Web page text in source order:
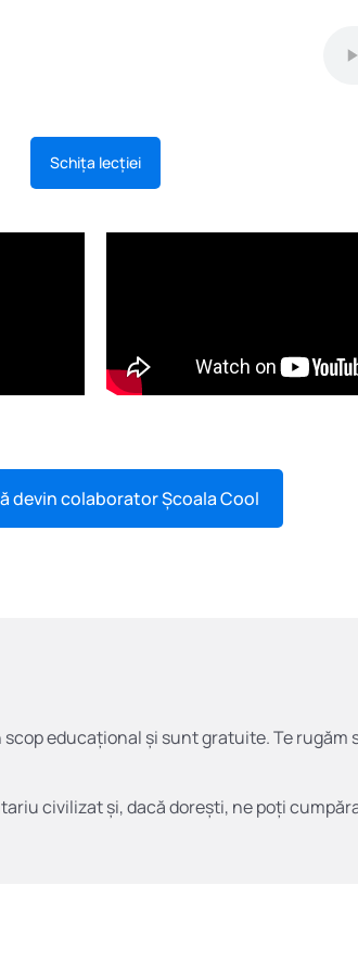
Schița lecției
devin colaborator Școala Cool
educațional și sunt gratuite. Te
civilizat și, dacă dorești, ne poți